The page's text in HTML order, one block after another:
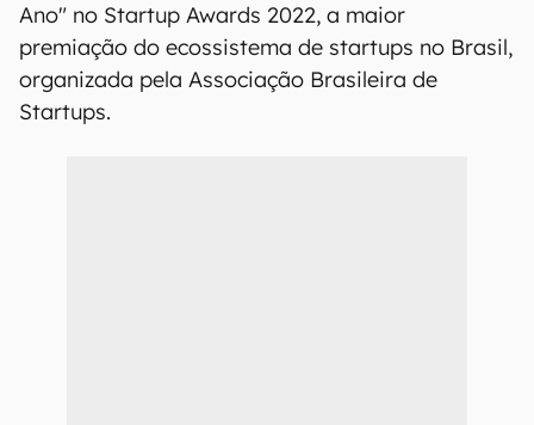
Ano" no Startup Awards 2022, a maior
premiação do ecossistema de startups no Brasil,
organizada pela Associação Brasileira de
Startups.